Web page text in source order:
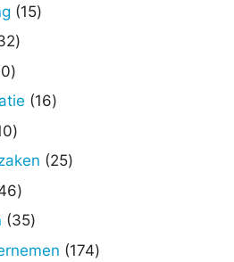
1515
32
40
producten
1616
10
producten
2525
46
producten
3535
producten
174174